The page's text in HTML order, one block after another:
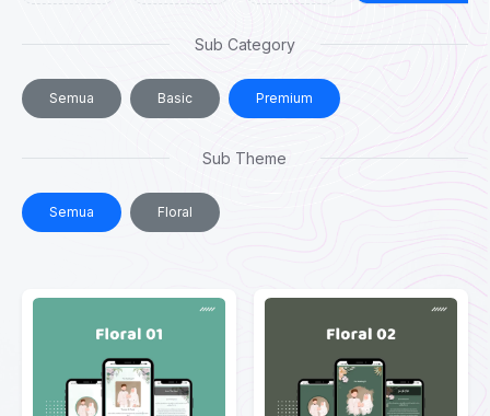
Sub Category
Semua Basic Premium
Sub Theme
Semua Floral